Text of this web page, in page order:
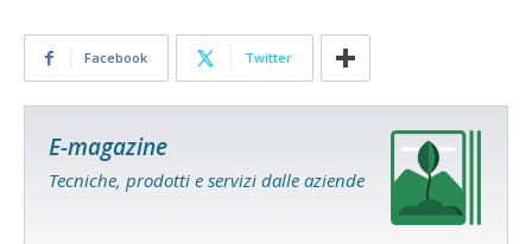
Facebook Twitter
E-magazine
Tecniche, prodotti e servizi dalle aziende